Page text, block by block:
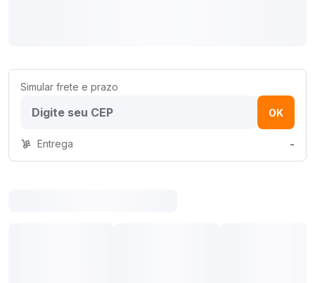
Simular frete e prazo
OK
Entrega -